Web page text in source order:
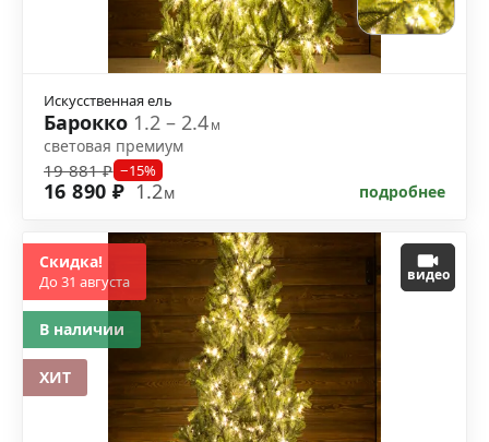
Искусственная ель
Барокко 1.2 – 2.4м
световая премиум
19 881 ₽ −15%
16 890 ₽ 1.2м подробнее
видео
Скидка!
До 31 августа
В наличии
ХИТ